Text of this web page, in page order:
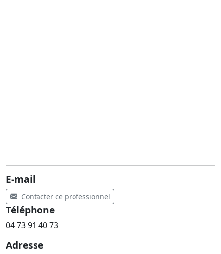
E-mail
Contacter ce professionnel
Téléphone
04 73 91 40 73
Adresse